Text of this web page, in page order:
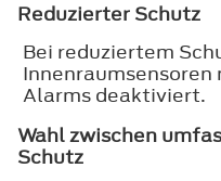
Reduzierter Schutz
Bei reduziertem
Alarms deaktiviert.
Wahl zwischen
Schutz